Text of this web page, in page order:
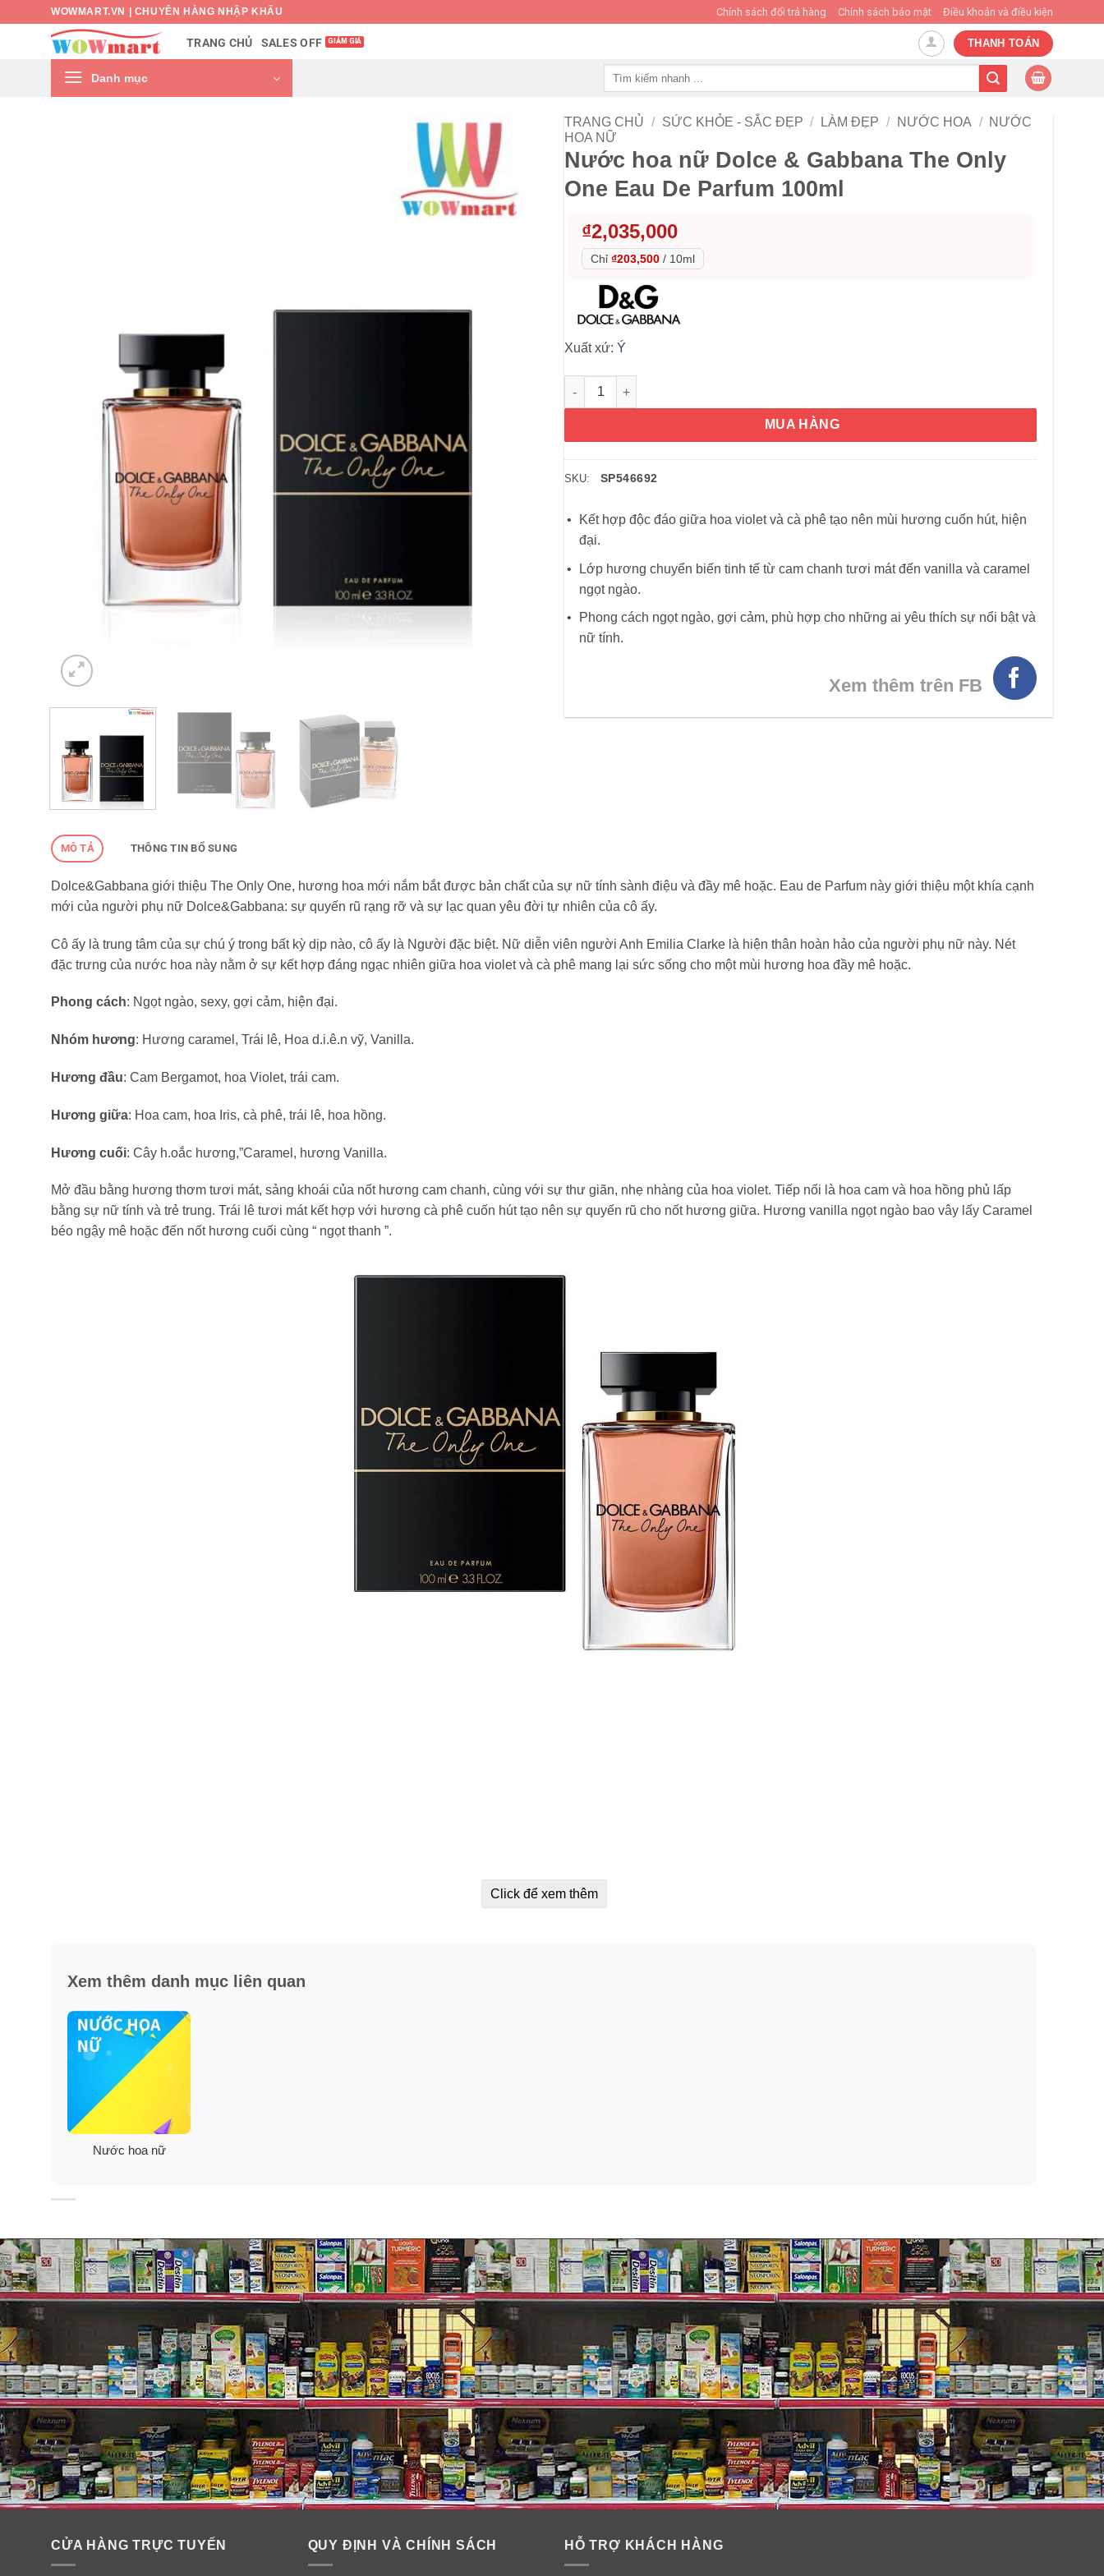
WOWMART.VN | CHUYÊN HÀNG NHẬP KHẨU Chính sách đổi trả hàng Chính sách bảo mật Điều khoản và điều kiện
TRANG CHỦ SALES OFF THANH TOÁN
Danh mục
HÌNH THẬT
TRANG CHỦ / SỨC KHỎE - SẮC ĐẸP / LÀM ĐẸP / NƯỚC HOA /
NƯỚC
HOA NỮ
Nước hoa nữ Dolce & Gabbana The Only
One Eau De Parfum 100ml
₫2,035,000
Chỉ ₫203,500 / 10ml
Xuất xứ: Ý
Nước hoa nữ Dolce & Gabbana The Only One Eau De Parfum 100ml số lượng
MUA HÀNG
SKU: SP546692
Kết hợp độc đáo giữa hoa violet và cà phê tạo nên mùi hương cuốn hút, hiện
đại.
Lớp hương chuyển biến tinh tế từ cam chanh tươi mát đến vanilla và caramel
ngọt ngào.
Phong cách ngọt ngào, gợi cảm, phù hợp cho những ai yêu thích sự nổi bật và
nữ tính.
Xem thêm trên FB
MÔ TẢ THÔNG TIN BỔ SUNG
Dolce&Gabbana giới thiệu The Only One, hương hoa mới nắm bắt được bản chất của sự nữ tính sành điệu và đầy mê hoặc. Eau de Parfum này giới thiệu một khía cạnh
mới của người phụ nữ Dolce&Gabbana: sự quyến rũ rạng rỡ và sự lạc quan yêu đời tự nhiên của cô ấy.
Cô ấy là trung tâm của sự chú ý trong bất kỳ dịp nào, cô ấy là Người đặc biệt. Nữ diễn viên người Anh Emilia Clarke là hiện thân hoàn hảo của người phụ nữ này. Nét
đặc trưng của nước hoa này nằm ở sự kết hợp đáng ngạc nhiên giữa hoa violet và cà phê mang lại sức sống cho một mùi hương hoa đầy mê hoặc.
Phong cách: Ngọt ngào, sexy, gợi cảm, hiện đại.
Nhóm hương: Hương caramel, Trái lê, Hoa d.i.ê.n vỹ, Vanilla.
Hương đầu: Cam Bergamot, hoa Violet, trái cam.
Hương giữa: Hoa cam, hoa Iris, cà phê, trái lê, hoa hồng.
Hương cuối: Cây h.oắc hương,”Caramel, hương Vanilla.
Mở đầu bằng hương thơm tươi mát, sảng khoái của nốt hương cam chanh, cùng với sự thư giãn, nhẹ nhàng của hoa violet. Tiếp nối là hoa cam và hoa hồng phủ lấp
bằng sự nữ tính và trẻ trung. Trái lê tươi mát kết hợp với hương cà phê cuốn hút tạo nên sự quyến rũ cho nốt hương giữa. Hương vanilla ngọt ngào bao vây lấy Caramel
béo ngậy mê hoặc đến nốt hương cuối cùng “ ngọt thanh ”.
Click để xem thêm
Xem thêm danh mục liên quan
Nước hoa nữ
CỬA HÀNG TRỰC TUYẾN QUY ĐỊNH VÀ CHÍNH SÁCH HỖ TRỢ KHÁCH HÀNG